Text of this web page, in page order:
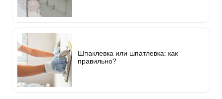
Шпаклевка или шпатлевка: как
правильно?